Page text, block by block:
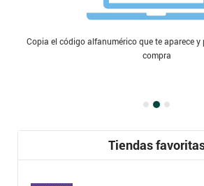
Copia el código alfanumérico que te aparece
compra
Tiendas